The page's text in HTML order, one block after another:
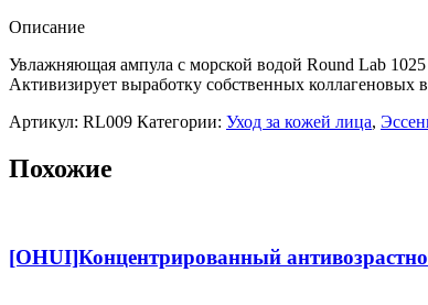
Описание
Увлажняющая ампула с морской водой Round Lab 1025
Активизирует выработку собственных коллагеновых
Артикул: RL009 Категории: Уход за кожей лица,
Похожие
[OHUI]Концентрированный